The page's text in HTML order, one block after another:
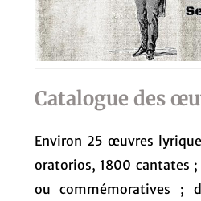
Catalogue des
Environ 25 œuvres
oratorios, 1800 cantates
ou commémoratives ;